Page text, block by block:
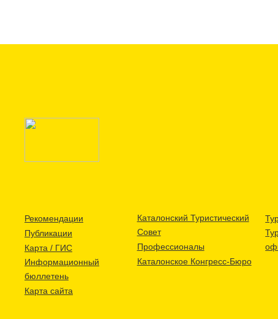
Рекомендации
Публикации
Карта / ГИС
Информационный
бюллетень
Карта сайта
Каталонский Туристический
Совет
Профессионалы
Каталонское Конгресс-Бюро